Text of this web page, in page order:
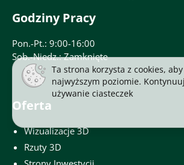
Godziny Pracy
Pon.-Pt.: 9:00-16:00
Sob.-Niedz.: Zamknięte
Oferta
Wizualizacje 3D
Rzuty 3D
Ta strona korzysta z cookies,
najwyższym poziomie.
używanie ciasteczek